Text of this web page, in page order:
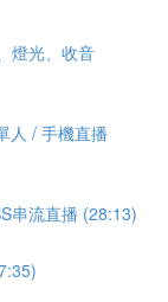
燈光、收音
人 / 手機直播
串流直播 (28:13)